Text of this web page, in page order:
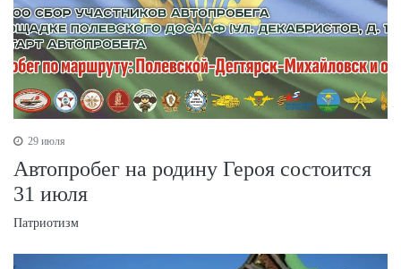
29 июля
Автопробег на родину Героя состоится
31 июля
Патриотизм